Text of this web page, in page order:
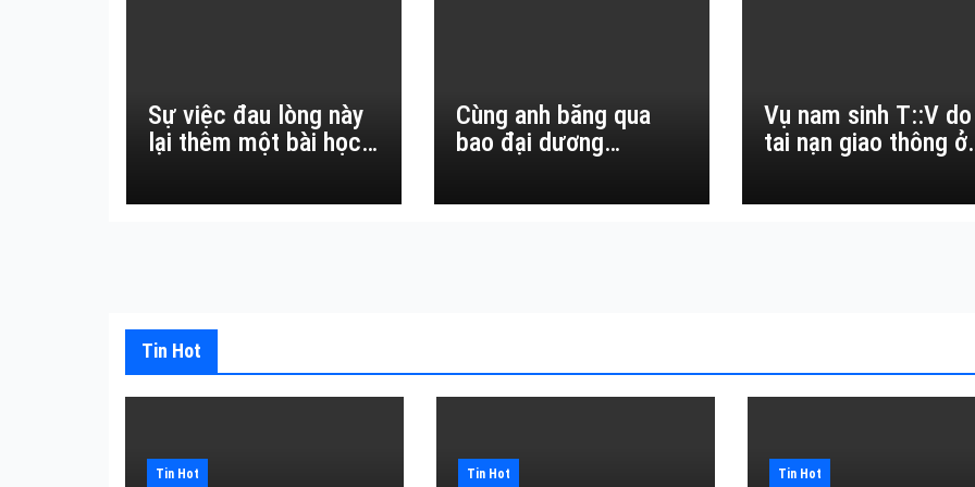
Sự việc đau lòng này
lại thêm một bài học
thường.
Cùng anh băng qua
bao đại dương…
Vụ nam sinh T::V do
tai nạn giao thông ở
Tin Hot
Tin Hot Tin Hot Tin Hot